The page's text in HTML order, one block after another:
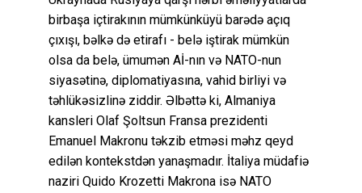
birbaşa içtirakının mümkünküyü barədə açıq
çıxışı, bəlkə də etirafı - belə iştirak mümkün
olsa da belə, ümumən Aİ-nın və NATO-nun
siyasətinə, diplomatiyasına, vahid birliyi və
təhlükəsizlinə ziddir. Əlbəttə ki, Almaniya
kansleri Olaf Şoltsun Fransa prezidenti
Emanuel Makronu təkzib etməsi məhz qeyd
edilən kontekstdən yanaşmadır. İtaliya müdafiə
naziri Quido Krozetti Makrona isə NATO